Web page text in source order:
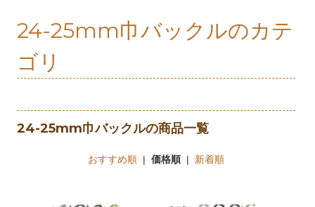
24-25mm巾バックルのカテ
ゴリ
24-25mm巾バックルの商品一覧
おすすめ順| 価格順| 新着順